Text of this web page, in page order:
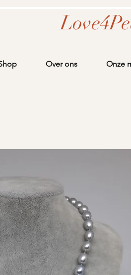
Over ons Onze